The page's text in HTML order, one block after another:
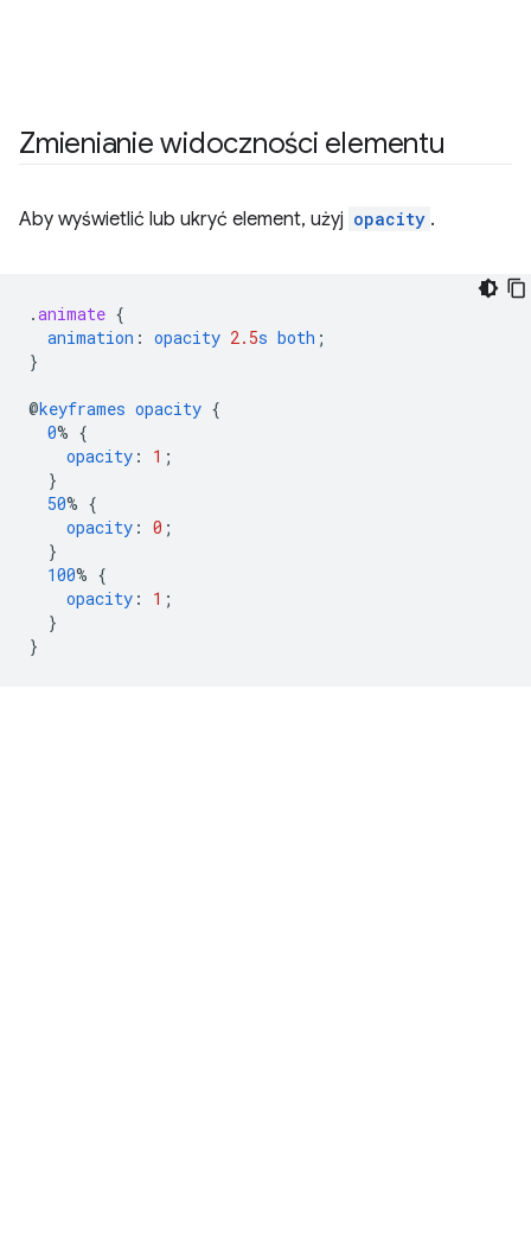
Zmienianie widoczności elementu
Aby wyświetlić lub ukryć element, użyj opacity .
.animate {
animation : opacity 2.5s both ;
}
@keyframes opacity {
0% {
opacity : 1 ;
}
50% {
opacity : 0 ;
}
100% {
opacity : 1 ;
}
}